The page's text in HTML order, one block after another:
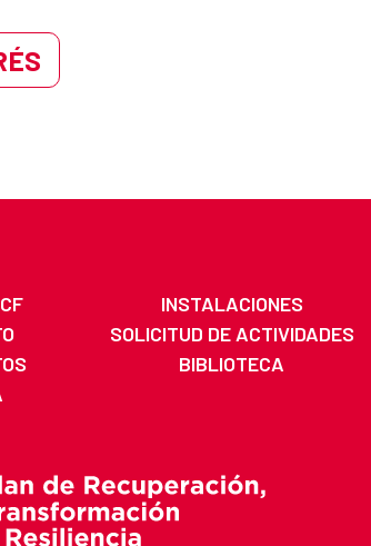
INSTALACIONES
SOLICITUD DE ACTIVIDADES
BIBLIOTECA